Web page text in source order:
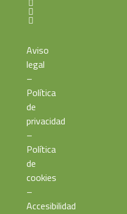
Aviso
legal
–
Política
de
privacidad
–
Política
de
cookies
–
Accesibilidad